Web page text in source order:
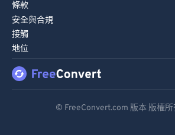
條款
安全與合規
接觸
地位
© FreeConvert.com 版本 版權